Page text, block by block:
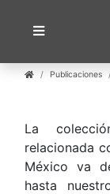
Publicaciones
La
relacionada
México va
hasta